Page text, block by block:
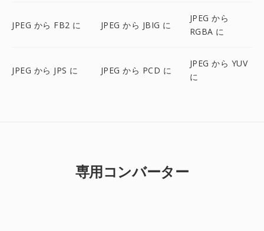
JPEG から FB2 に JPEG から JBIG に
JPEG から
RGBA に
JPEG から JPS に JPEG から PCD に
JPEG から YUV
に
専用コンバーター